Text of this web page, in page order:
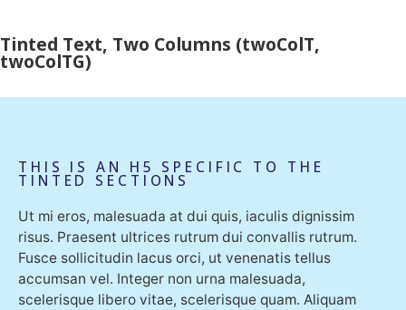
Tinted Text, Two Columns (twoColT,
twoColTG)
THIS IS AN H5 SPECIFIC TO THE
TINTED SECTIONS
Ut mi eros, malesuada at dui quis, iaculis dignissim
risus. Praesent ultrices rutrum dui convallis rutrum.
Fusce sollicitudin lacus orci, ut venenatis tellus
accumsan vel. Integer non urna malesuada,
scelerisque libero vitae, scelerisque quam. Aliquam